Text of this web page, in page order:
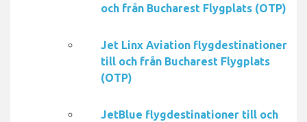
och från Bucharest Flygplats (OTP)
Jet Linx Aviation flygdestinationer
till och från Bucharest Flygplats
(OTP)
JetBlue flygdestinationer till och